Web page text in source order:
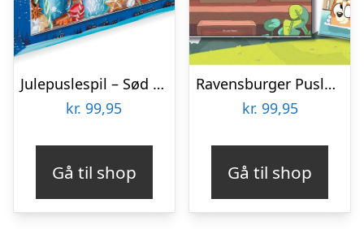
Julepuslespil – Sød Jul – 200 Xxl Brikker – Ravensburger
kr. 99,95
Gå til shop
Ravensburger Puslespil – Bluey – 3×49 Brikker
kr. 99,95
Gå til shop